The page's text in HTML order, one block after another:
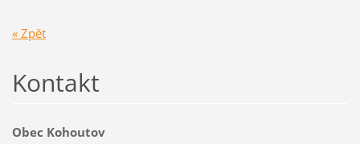
« Zpět
Kontakt
Obec Kohoutov